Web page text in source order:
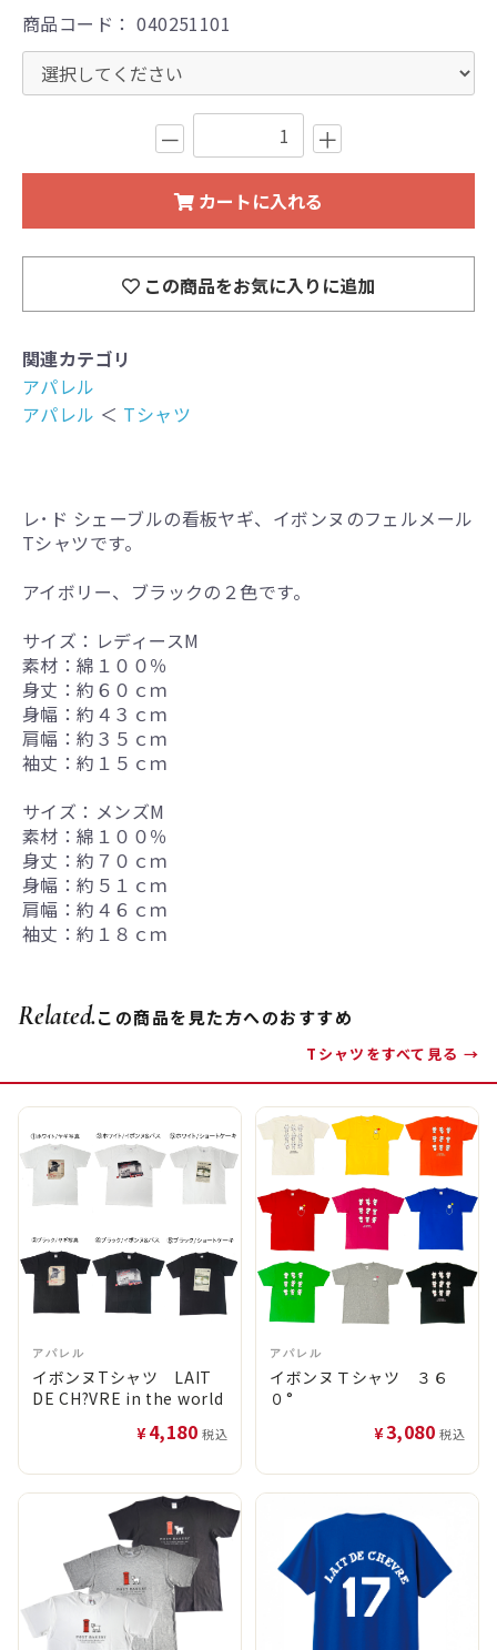
商品コード：040251101
－ ＋
カートに入れる
この商品をお気に入りに追加
関連カテゴリ
アパレル
アパレル ＜ Tシャツ
レ･ド シェーブルの看板ヤギ、イボンヌのフェルメール
Tシャツです。
アイボリー、ブラックの２色です。
サイズ：レディースM
素材：綿１００％
身丈：約６０ｃｍ
身幅：約４３ｃｍ
肩幅：約３５ｃｍ
袖丈：約１５ｃｍ
サイズ：メンズM
素材：綿１００％
身丈：約７０ｃｍ
身幅：約５１ｃｍ
肩幅：約４６ｃｍ
袖丈：約１８ｃｍ
Related.この商品を見た方へのおすすめ
Tシャツをすべて見る →
アパレル
イボンヌTシャツ LAIT
DE CH?VRE in the world
¥4,180 税込
アパレル
イボンヌＴシャツ ３６
０°
¥3,080 税込